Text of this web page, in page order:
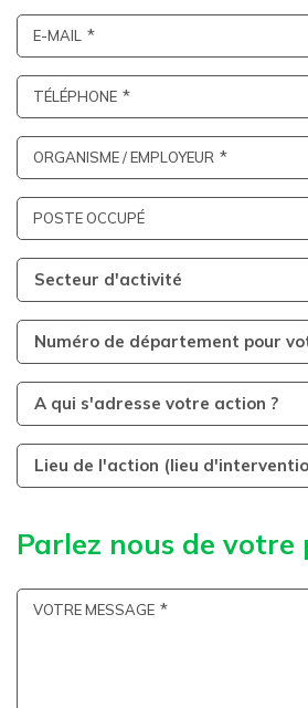
E-MAIL
TÉLÉPHONE
ORGANISME / EMPLOYEUR
POSTE OCCUPÉ
Secteur d'activité
Numéro de département pour
A qui s'adresse votre action ?
Parlez nous de votre
VOTRE MESSAGE